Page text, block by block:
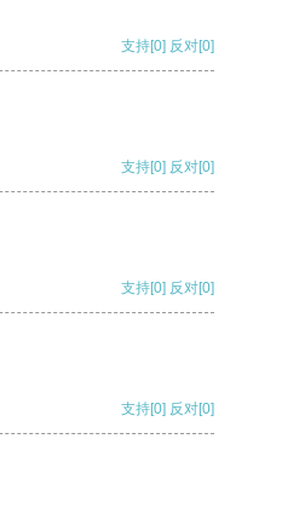
支持[0] 反对[0]
支持[0] 反对[0]
支持[0] 反对[0]
支持[0] 反对[0]